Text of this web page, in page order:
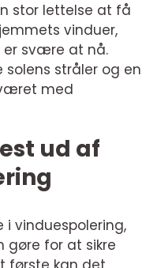
stor lettelse at få
vinduer,
er svære at nå.
solens stråler og en
med
ud af
vinduespolering,
gøre for at sikre